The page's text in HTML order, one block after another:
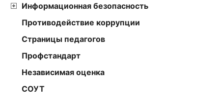
Информационная безопасность
Противодействие коррупции
Страницы педагогов
Профстандарт
Независимая оценка
СОУТ